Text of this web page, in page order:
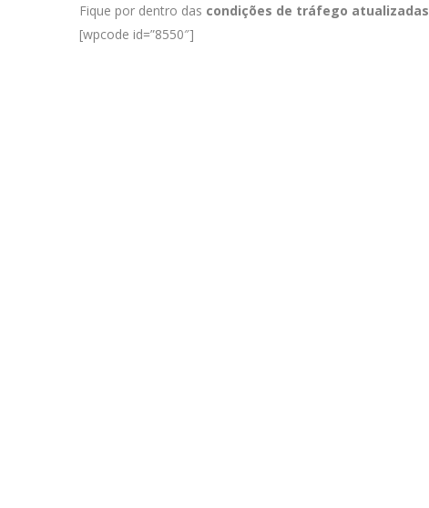
Fique por dentro das condições de tráfego atualizadas
[wpcode id=”8550″]